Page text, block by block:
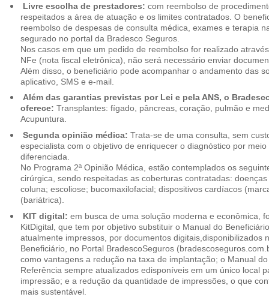
Livre escolha de prestadores: com reembolso de
respeitados a área de atuação e os limites contratados. O
reembolso de despesas de consulta médica, exames e terapia
segurado no portal da Bradesco Seguros.
Nos casos em que um pedido de reembolso for realizado
NFe (nota fiscal eletrônica), não será necessário enviar
Além disso, o beneficiário pode acompanhar o andamento das
aplicativo, SMS e e-mail.
Além das garantias previstas por Lei e pela ANS, o
oferece: Transplantes: fígado, pâncreas, coração, pulmão e
Acupuntura.
Segunda opinião médica: Trata-se de uma consulta, sem
especialista com o objetivo de enriquecer o diagnóstico por
diferenciada.
No Programa 2ª Opinião Médica, estão contemplados os
cirúrgica, sendo respeitadas as coberturas contratadas:
coluna; escoliose; bucomaxilofacial; dispositivos cardíacos
(bariátrica).
KIT digital: em busca de uma solução moderna e econômica,
KitDigital, que tem por objetivo substituir o Manual do
atualmente impressos, por documentos digitais,disponibilizados
Beneficiário, no Portal BradescoSeguros
como vantagens a redução na taxa de implantação; o Manual
Referência sempre atualizados edisponíveis em um único local
impressão; e a redução da quantidade de impressões, o que
mais sustentável.